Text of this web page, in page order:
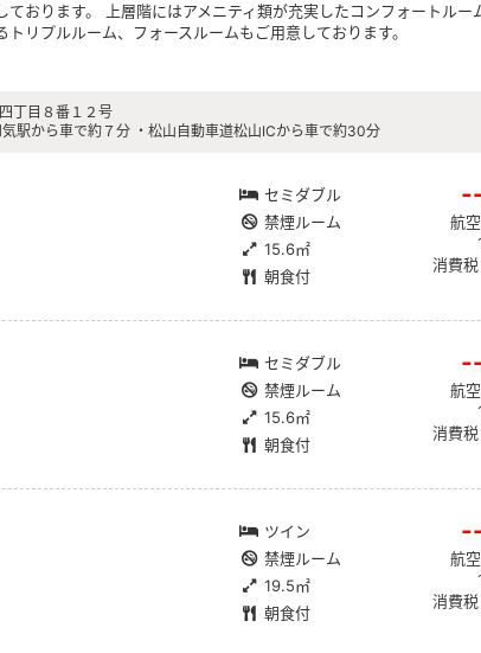
ております。 上層階にはアメニティ類が充実したコンフォートルー
トリプルルーム、フォースルームもご用意しております。
丁目８番１２号
駅から車で約７分 ・松山自動車道松山ICから車で約30分
セミダブル
禁煙ルーム
15.6㎡
朝食付
航
消費
セミダブル
禁煙ルーム
15.6㎡
朝食付
航
消費
ツイン
禁煙ルーム
19.5㎡
朝食付
航
消費